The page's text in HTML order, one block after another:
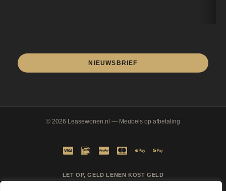
NIEUWSBRIEF
© 2026 Leasewonen.nl — Meubels op afbetaling
LET OP, GELD LENEN KOST GELD